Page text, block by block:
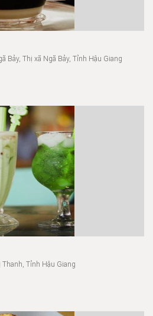
Bảy, Thị xã Ngã Bảy, Tỉnh Hậu Giang
Tỉnh Hậu Giang